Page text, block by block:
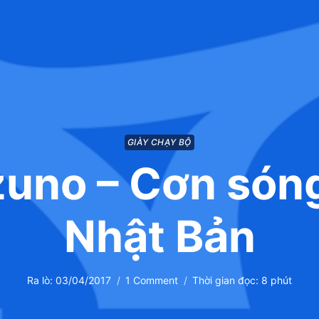
GIÀY CHẠY BỘ
– Cơn
Nhật Bản
Ra lò: 03/04/2017 1 Comment Thời gian đọc: 8 phút